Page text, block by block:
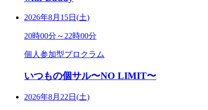
2026年8月15日(土)
20時00分～22時00分
個人参加型プロクラム
いつもの個サル〜NO LIMIT〜
2026年8月22日(土)